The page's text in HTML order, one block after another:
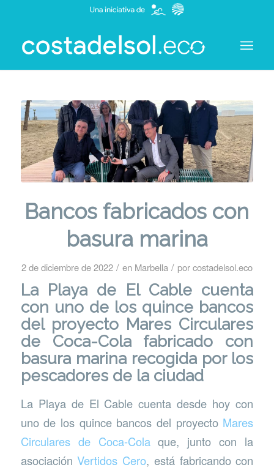
Bancos fabricados con
basura marina
2 de diciembre de 2022 / en Marbella / porcostadelsol.eco
La Playa de El Cable cuenta
con uno de los quince bancos
del proyecto Mares Circulares
de Coca-Cola fabricado con
basura marina recogida por los
pescadores de la ciudad
La Playa de El Cable cuenta desde hoy con
uno de los quince bancos del proyecto Mares
Circulares de Coca-Colaque, junto con la
asociaciónVertidos Cero, está fabricando con